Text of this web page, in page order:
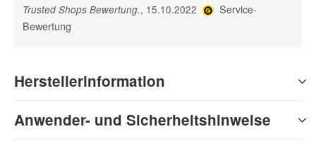
Trusted Shops Bewertung., 15.10.2022
Service-
Bewertung
Herstellerinformation
Anwender- und Sicherheitshinweise